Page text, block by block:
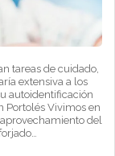
tareas de cuidado,
extensiva a los
autoidentificación
Portolés Vivimos en
del